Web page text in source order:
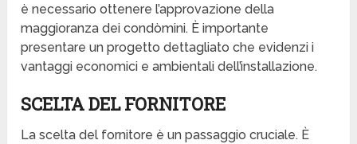
è necessario ottenere l’approvazione della
maggioranza dei condòmini. È importante
presentare un progetto dettagliato che evidenzi i
vantaggi economici e ambientali dell’installazione.
SCELTA DEL FORNITORE
La scelta del fornitore è un passaggio cruciale. È